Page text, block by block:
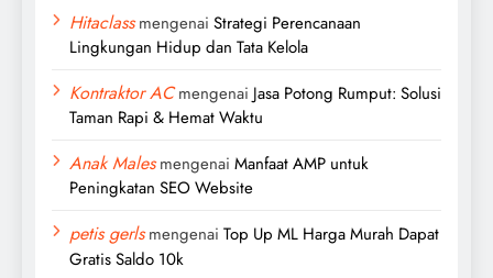
Hitaclassmengenai Strategi Perencanaan
Lingkungan Hidup dan Tata Kelola
Kontraktor ACmengenai Jasa Potong Rumput: Solusi
Taman Rapi & Hemat Waktu
Anak Malesmengenai Manfaat AMP untuk
Peningkatan SEO Website
petis gerlsmengenai Top Up ML Harga Murah Dapat
Gratis Saldo 10k